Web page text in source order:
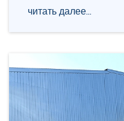
читать далее...